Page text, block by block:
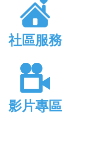
社區服務
影片專區